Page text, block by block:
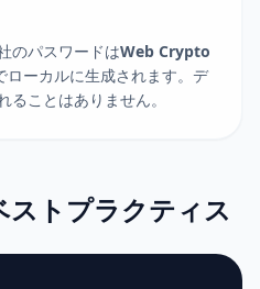
のパスワードはWeb Crypto
ローカルに生成されます。デ
ることはありません。
トプラクティス